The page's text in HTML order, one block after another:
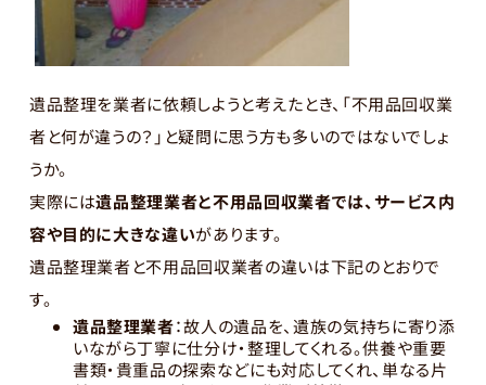
遺品整理を業者に依頼しようと考えたとき、「不用品回収業
者と何が違うの？」と疑問に思う方も多いのではないでしょ
うか。
実際には遺品整理業者と不用品回収業者では、サービス内
容や目的に大きな違いがあります。
遺品整理業者と不用品回収業者の違いは下記のとおりで
す。
遺品整理業者：故人の遺品を、遺族の気持ちに寄り添
いながら丁寧に仕分け・整理してくれる。供養や重要
書類・貴重品の探索などにも対応してくれ、単なる片